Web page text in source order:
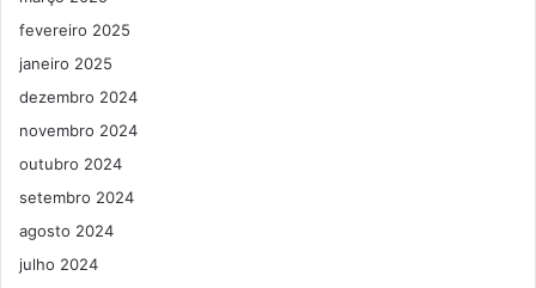
fevereiro 2025
janeiro 2025
dezembro 2024
novembro 2024
outubro 2024
setembro 2024
agosto 2024
julho 2024